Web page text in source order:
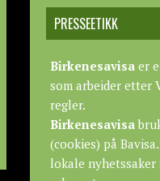
PRESSEETIKK
Birkenesavisa er
som arbeider etter
regler.
Birkenesavisa
(cookies) på
lokale nyhetssaker